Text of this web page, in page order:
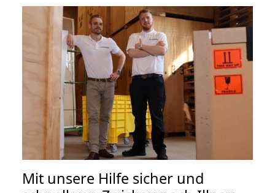
Mit unsere Hilfe sicher und